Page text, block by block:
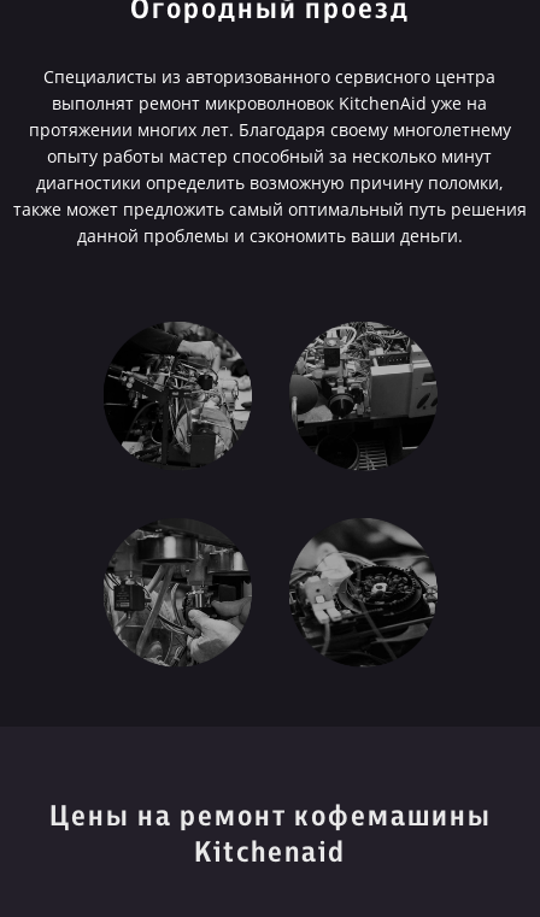
Огородный проезд
Специалисты из авторизованного сервисного центра
выполнят ремонт микроволновок KitchenAid уже на
протяжении многих лет. Благодаря своему многолетнему
опыту работы мастер способный за несколько минут
диагностики определить возможную причину поломки,
также может предложить самый оптимальный путь решения
данной проблемы и сэкономить ваши деньги.
Цены на ремонт кофемашины
Kitchenaid